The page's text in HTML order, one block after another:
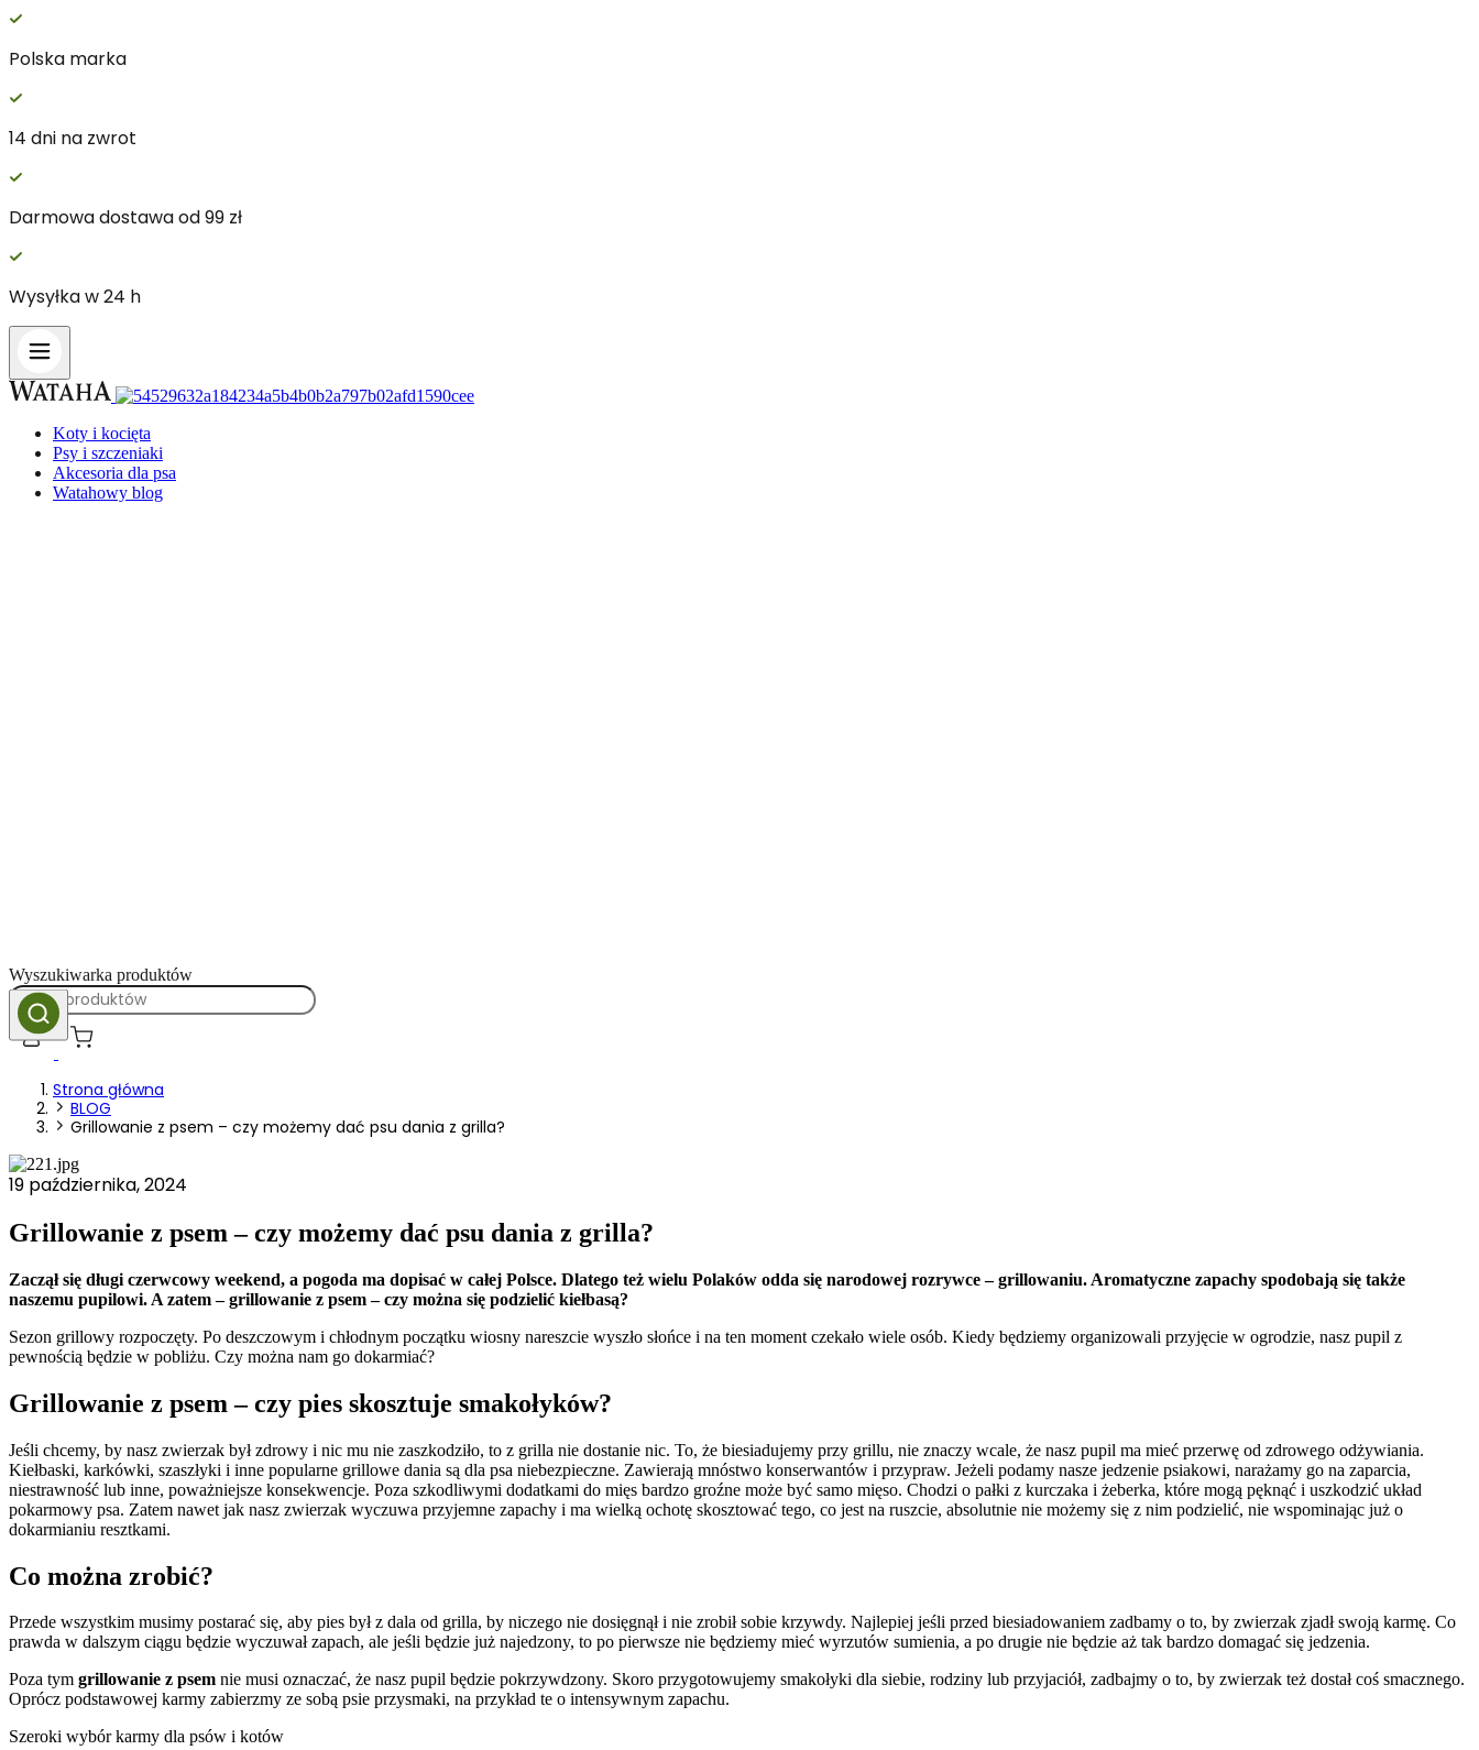
Polska marka
14 dni na zwrot
Darmowa dostawa od 99 zł
Wysyłka w 24 h
Koty i kocięta
Psy i szczeniaki
Akcesoria dla psa
Watahowy blog
Wyszukiwarka produktów
Strona główna
BLOG
Grillowanie z psem – czy możemy dać psu dania z grilla?
19 października, 2024
Grillowanie z psem – czy możemy dać psu dania z grilla?
Zaczął się długi czerwcowy weekend, a pogoda ma dopisać w całej Polsce. Dlatego też wielu Polaków odda się narodowej rozrywce – grillowaniu. Aromatyczne zapachy spodobają się także
naszemu pupilowi. A zatem – grillowanie z psem – czy można się podzielić kiełbasą?
Sezon grillowy rozpoczęty. Po deszczowym i chłodnym początku wiosny nareszcie wyszło słońce i na ten moment czekało wiele osób. Kiedy będziemy organizowali przyjęcie w ogrodzie, nasz pupil z
pewnością będzie w pobliżu. Czy można nam go dokarmiać?
Grillowanie z psem – czy pies skosztuje smakołyków?
Jeśli chcemy, by nasz zwierzak był zdrowy i nic mu nie zaszkodziło, to z grilla nie dostanie nic. To, że biesiadujemy przy grillu, nie znaczy wcale, że nasz pupil ma mieć przerwę od zdrowego odżywiania.
Kiełbaski, karkówki, szaszłyki i inne popularne grillowe dania są dla psa niebezpieczne. Zawierają mnóstwo konserwantów i przypraw. Jeżeli podamy nasze jedzenie psiakowi, narażamy go na zaparcia,
niestrawność lub inne, poważniejsze konsekwencje. Poza szkodliwymi dodatkami do mięs bardzo groźne może być samo mięso. Chodzi o pałki z kurczaka i żeberka, które mogą pęknąć i uszkodzić układ
pokarmowy psa. Zatem nawet jak nasz zwierzak wyczuwa przyjemne zapachy i ma wielką ochotę skosztować tego, co jest na ruszcie, absolutnie nie możemy się z nim podzielić, nie wspominając już o
dokarmianiu resztkami.
Co można zrobić?
Przede wszystkim musimy postarać się, aby pies był z dala od grilla, by niczego nie dosięgnął i nie zrobił sobie krzywdy. Najlepiej jeśli przed biesiadowaniem zadbamy o to, by zwierzak zjadł swoją karmę. Co
prawda w dalszym ciągu będzie wyczuwał zapach, ale jeśli będzie już najedzony, to po pierwsze nie będziemy mieć wyrzutów sumienia, a po drugie nie będzie aż tak bardzo domagać się jedzenia.
Poza tym grillowanie z psem nie musi oznaczać, że nasz pupil będzie pokrzywdzony. Skoro przygotowujemy smakołyki dla siebie, rodziny lub przyjaciół, zadbajmy o to, by zwierzak też dostał coś smacznego.
Oprócz podstawowej karmy zabierzmy ze sobą psie przysmaki, na przykład te o intensywnym zapachu.
Szeroki wybór karmy dla psów i kotów